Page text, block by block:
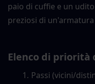
paio di cuffie e un
preziosi di
Elenco di priorità
Passi (vicini/